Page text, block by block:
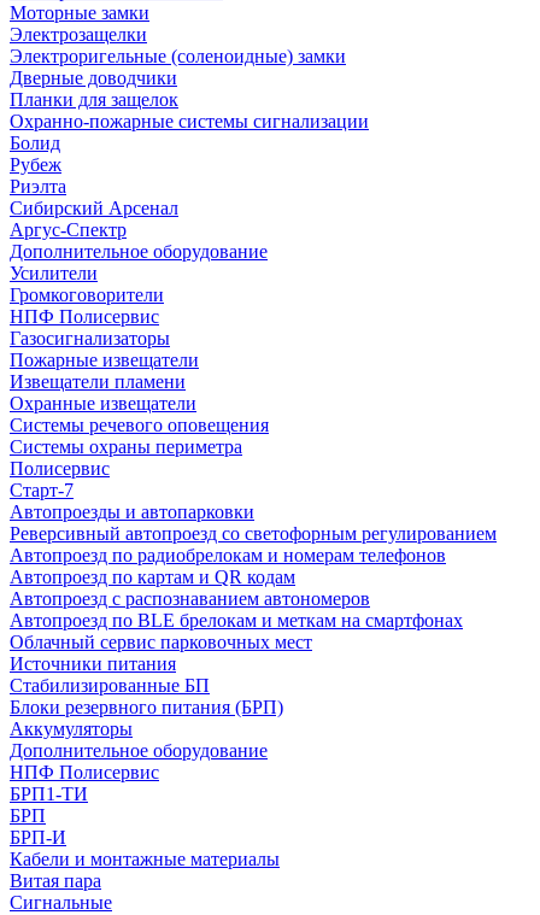
Моторные замки
Электрозащелки
Электроригельные (cоленоидные) замки
Дверные доводчики
Планки для защелок
Охранно-пожарные системы сигнализации
Болид
Рубеж
Риэлта
Сибирский Арсенал
Аргус-Спектр
Дополнительное оборудование
Усилители
Громкоговорители
НПФ Полисервис
Газосигнализаторы
Пожарные извещатели
Извещатели пламени
Охранные извещатели
Системы речевого оповещения
Системы охраны периметра
Полисервис
Старт-7
Автопроезды и автопарковки
Реверсивный автопроезд со светофорным регулированием
Автопроезд по радиобрелокам и номерам телефонов
Автопроезд по картам и QR кодам
Автопроезд с распознаванием автономеров
Автопроезд по BLE брелокам и меткам на смартфонах
Облачный сервис парковочных мест
Источники питания
Стабилизированные БП
Блоки резервного питания (БРП)
Аккумуляторы
Дополнительное оборудование
НПФ Полисервис
БРП1-ТИ
БРП
БРП-И
Кабели и монтажные материалы
Витая пара
Сигнальные